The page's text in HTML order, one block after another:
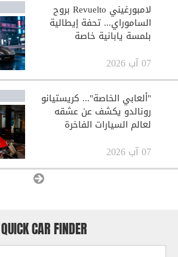
لامبورغيني Revuelto بروح
الساموراي... تحفة إيطالية
بلمسة يابانية خاصة
07 آب 2026
"ألعابي الخاصة"... كريستيانو
رونالدو يكشف عن عشقه
لعالم السيارات الفاخرة
07 آب 2026
QUICK CAR FINDER